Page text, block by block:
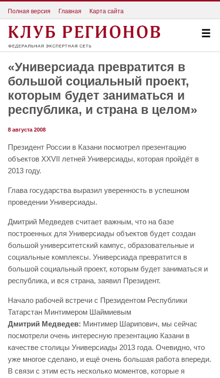
Полная версия Главная Карта сайта
«Универсиада превратится в
большой социальный проект,
которым будет заниматься и
республика, и страна в целом»
8 августа 2008
Президент России в Казани посмотрел презентацию
объектов XXVII летней Универсиады, которая пройдёт в
2013 году.
Глава государства выразил уверенность в успешном
проведении Универсиады.
Дмитрий Медведев считает важным, что на базе
построенных для Универсиады объектов будет создан
большой университетский кампус, образовательные и
социальные комплексы. Универсиада превратится в
большой социальный проект, которым будет заниматься и
республика, и вся страна, заявил Президент.
Начало рабочей встречи с Президентом Республики
Татарстан Минтимером Шаймиевым
Дмитрий Медведев: Минтимер Шарипович, мы сейчас
посмотрели очень интересную презентацию Казани в
качестве столицы Универсиады 2013 года. Очевидно, что
уже многое сделано, и ещё очень большая работа впереди.
В связи с этим есть несколько моментов, которые я